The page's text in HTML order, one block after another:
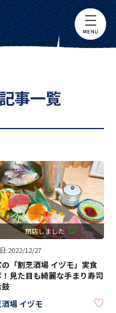
事一覧
閉店しました
:2022/12/27
「割烹酒場 イヅモ」実食
！見た目も綺麗な手まり寿司
鼓
場 イヅモ